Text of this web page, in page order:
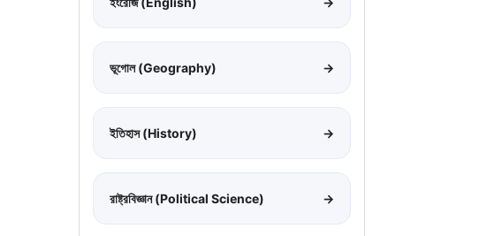
ভূগোল (Geography) →
ইতিহাস (History) →
রাষ্ট্রবিজ্ঞান (Political Science) →